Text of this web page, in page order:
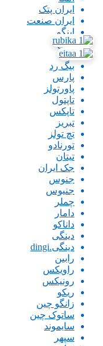
ایران پتک
ایران صنعت
اینگو
باس
بتا
بیگ رد
پارس
پاورتولز
تاپتول
تاپکس
تبریز
تچ تولز
تورنادو
تیتان
جک ایران
جنوس
جنیوس
چملر
دامار
داناکو
دینگی
دینگی.dingi
رابین
راویکس
رونیکس
ریکو
زانگو چین
ساتوک چین
سایموند
سپهر